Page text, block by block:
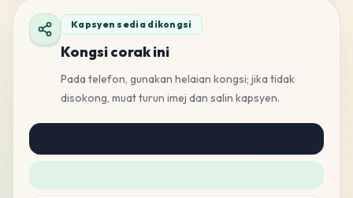
Kapsyen sedia dikongsi
Kongsi corak ini
Pada telefon, gunakan helaian kongsi; jika tidak
disokong, muat turun imej dan salin kapsyen.